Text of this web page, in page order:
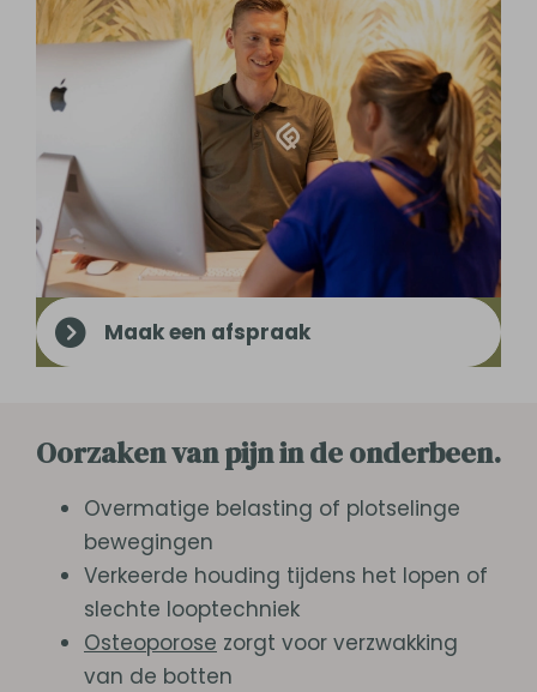
Maak een afspraak
Oorzaken van pijn in de onderbeen.
Overmatige belasting of plotselinge
bewegingen
Verkeerde houding tijdens het lopen of
slechte looptechniek
Osteoporose zorgt voor verzwakking
van de botten